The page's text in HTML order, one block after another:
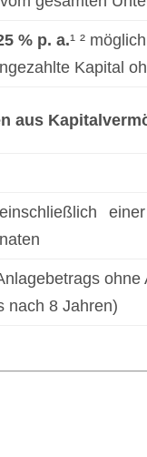
% p. a.¹ ² möglich
Kapital
aus
ohne
nach 8 Jahren)